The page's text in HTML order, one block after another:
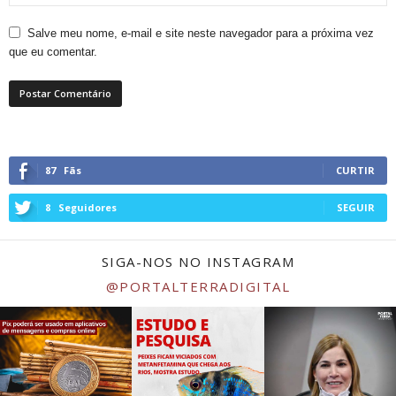
Salve meu nome, e-mail e site neste navegador para a próxima vez
que eu comentar.
87 Fãs CURTIR
8 Seguidores SEGUIR
SIGA-NOS NO INSTAGRAM
@PORTALTERRADIGITAL